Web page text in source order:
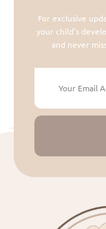
For exclusive
your child's
and never